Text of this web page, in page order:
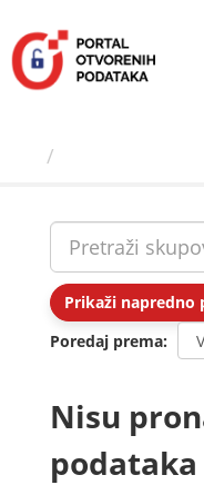
sadržaj
Prikaži napredno
Poredaj prema
Nisu
podataka